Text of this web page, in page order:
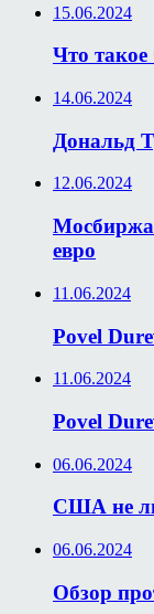
15.06.2024
Что такое
14.06.2024
Дональд
12.06.2024
Мосбиржа
евро
11.06.2024
Povel
11.06.2024
Povel
06.06.2024
США не
06.06.2024
Обзор